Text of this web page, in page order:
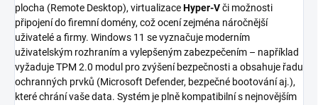
plocha (Remote Desktop), virtualizaceHyper-Vči možnosti
připojení do firemní domény, což ocení zejména náročnější
uživatelé a firmy. Windows 11 se vyznačuje moderním
uživatelským rozhraním a vylepšeným zabezpečením – například
vyžaduje TPM 2.0 modul pro zvýšení bezpečnosti a obsahuje řadu
ochranných prvků (Microsoft Defender, bezpečné bootování aj.),
které chrání vaše data. Systém je plně kompatibilní s nejnovějším